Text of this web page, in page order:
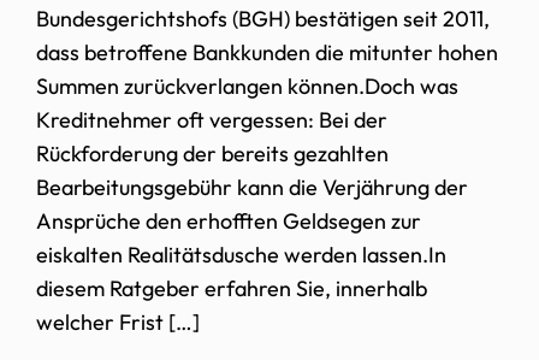
Bundesgerichtshofs (BGH) bestätigen seit 2011,
dass betroffene Bankkunden die mitunter hohen
Summen zurückverlangen können.Doch was
Kreditnehmer oft vergessen: Bei der
Rückforderung der bereits gezahlten
Bearbeitungsgebühr kann die Verjährung der
Ansprüche den erhofften Geldsegen zur
eiskalten Realitätsdusche werden lassen.In
diesem Ratgeber erfahren Sie, innerhalb
welcher Frist […]